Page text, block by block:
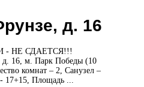
д. 16
- НЕ СДАЕТСЯ!!!
д. 16, м. Парк Победы (10
комнат – 2, Санузел –
Площадь ...